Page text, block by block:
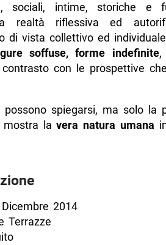
intime, storiche e
realtà riflessiva ed
di vista collettivo ed
soffuse, forme indefinite,
con le prospettive
spiegarsi, ma solo la
mostra la vera natura umana
2014
Terrazze